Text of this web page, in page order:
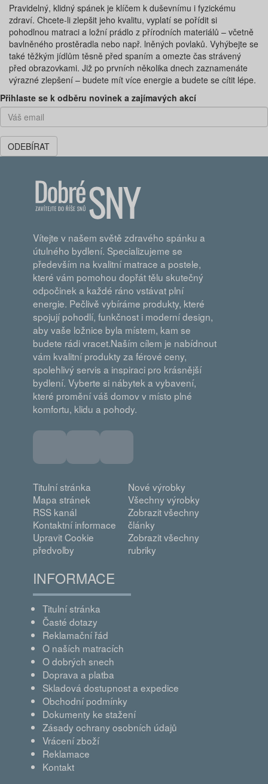
Pravidelný, klidný spánek je klíčem k duševnímu i fyzickému
zdraví. Chcete-li zlepšit jeho kvalitu, vyplatí se pořídit si
pohodlnou matraci a ložní prádlo z přírodních materiálů – včetně
bavlněného prostěradla nebo např. lněných povlaků. Vyhýbejte se
také těžkým jídlům těsně před spaním a omezte čas strávený
před obrazovkami. Již po prvních několika dnech zaznamenáte
výrazné zlepšení – budete mít více energie a budete se cítit lépe.
Předchozí
Přihlaste se k odběru novinek a zajímavých akcí
ODEBÍRAT
Vítejte v našem světě zdravého spánku a
útulného bydlení. Specializujeme se
především na kvalitní matrace a postele,
které vám pomohou dopřát tělu skutečný
odpočinek a každé ráno vstávat plní
energie. Pečlivě vybíráme produkty, které
spojují pohodlí, funkčnost i moderní design,
aby vaše ložnice byla místem, kam se
budete rádi vracet.Naším cílem je nabídnout
vám kvalitní produkty za férové ceny,
spolehlivý servis a inspiraci pro krásnější
bydlení. Vyberte si nábytek a vybavení,
které promění váš domov v místo plné
komfortu, klidu a pohody.
Titulní stránka
Mapa stránek
RSS kanál
Kontaktní informace
Upravit Cookie
předvolby
Nové výrobky
Všechny výrobky
Zobrazit všechny
články
Zobrazit všechny
rubriky
INFORMACE
Titulní stránka
Časté dotazy
Reklamační řád
O naších matracích
O dobrých snech
Doprava a platba
Skladová dostupnost a expedice
Obchodní podmínky
Dokumenty ke stažení
Zásady ochrany osobních údajů
Vrácení zboží
Reklamace
Kontakt